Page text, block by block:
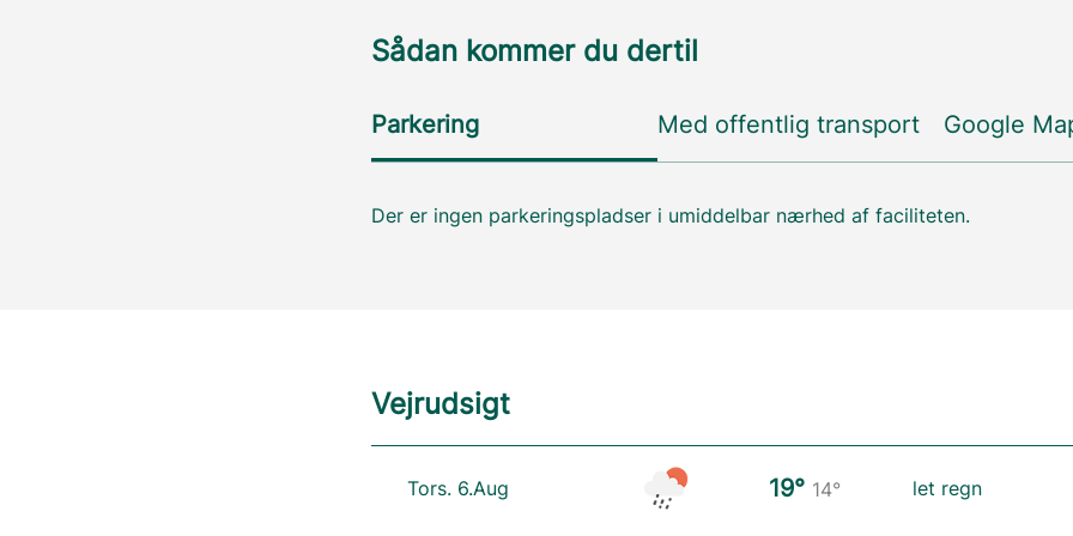
Sådan kommer du dertil
Parkering Med offentlig transport Google
Der er ingen parkeringspladser i umiddelbar nærhed af faciliteten.
Vejrudsigt
Tors. 6.Aug 19° 14° let regn